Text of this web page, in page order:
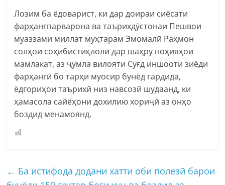
Лозим ба ёдоварист, ки дар доираи сиёсати
фарҳангпарварона ва таърихдӯстонаи Пешвои
муаззами миллат муҳтарам Эмомалӣ Раҳмон
солҳои соҳибистиқлолӣ дар шаҳру ноҳияҳои
мамлакат, аз ҷумла вилояти Суғд иншооти зиёди
фарҳангӣ бо тарҳи муосир бунёд гардида,
ёдгориҳои таърихӣ низ навсозӣ шудаанд, ки
ҳамасола сайёҳони дохилию хориҷӣ аз онҳо
боздид менамоянд.
← Ба истифода додани хатти оби полезӣ барои